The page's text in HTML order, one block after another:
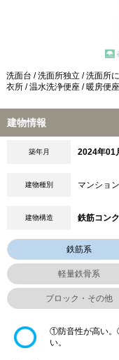
洗面台 / 洗面所独立 / 洗面所
衣所 / 温水洗浄便座 / 暖房便座
建物情報
築年月 2024年01
建物種別 マンション
建物構造 鉄筋コン
鉄筋系
軽量鉄骨系
ブロック・その他
①防音性が高い。
い。